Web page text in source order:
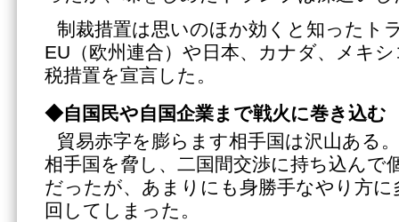
制裁措置は思いのほか効くと知ったト
EU（欧州連合）や日本、カナダ、メキ
税措置を宣言した。
◆自国民や自国企業まで戦火に巻き込む
貿易赤字を膨らます相手国は沢山ある
相手国を脅し、二国間交渉に持ち込んで
だったが、あまりにも身勝手なやり方
回してしまった。